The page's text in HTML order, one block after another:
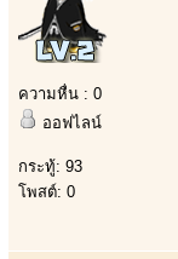
ความหื่น : 0
ออฟไลน์
กระทู้: 93
โพสต์: 0